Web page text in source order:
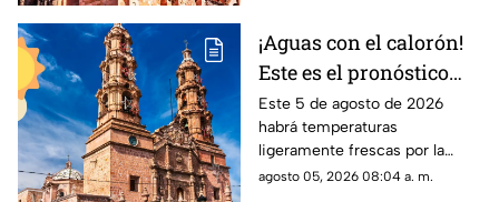
¡Aguas con el calorón!
Este es el pronóstico
del clima en
Aguascalientes hoy 4
de agosto
Este 5 de agosto de 2026
habrá temperaturas
ligeramente frescas por la
mañana y calor en el día; el
agosto 05, 2026 08:04 a. m.